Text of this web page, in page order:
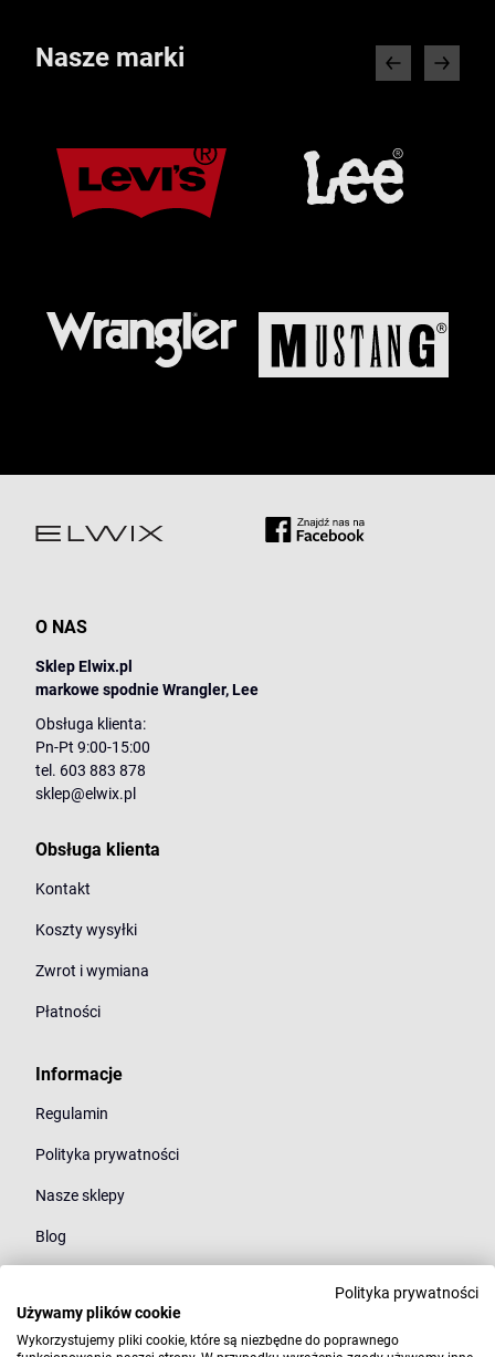
Nasze marki
O NAS
Sklep Elwix.pl
markowe spodnie Wrangler, Lee
Obsługa klienta:
Pn-Pt 9:00-15:00
tel. 603 883 878
sklep@elwix.pl
Obsługa klienta
Kontakt
Koszty wysyłki
Zwrot i wymiana
Płatności
Informacje
Regulamin
Polityka prywatności
Nasze sklepy
Blog
Młodzież
Polityka prywatności
Używamy plików cookie
Wykorzystujemy pliki cookie, które są niezbędne do poprawnego